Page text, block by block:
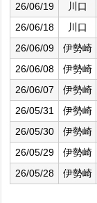
26/06/19
川口
26/06/18
川口
26/06/09
伊勢崎
26/06/08
伊勢崎
26/06/07
伊勢崎
26/05/31
伊勢崎
26/05/30
伊勢崎
26/05/29
伊勢崎
26/05/28
伊勢崎